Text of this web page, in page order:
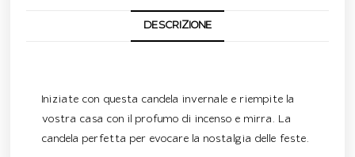
DESCRIZIONE
Iniziate con questa candela invernale e riempite la
vostra casa con il profumo di incenso e mirra. La
candela perfetta per evocare la nostalgia delle feste.